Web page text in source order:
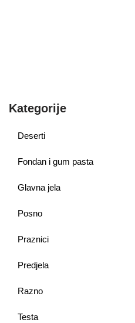
Kategorije
Deserti
Fondan i gum pasta
Glavna jela
Posno
Praznici
Predjela
Razno
Testa